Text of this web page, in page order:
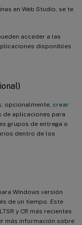
en Web Studio, se te
acceder a las
disponibles
opcionalmente, crear
de aplicaciones para
grupos de entrega o
dentro de los
Windows versión
de un tiempo. Este
y CR más recientes
más información sobre